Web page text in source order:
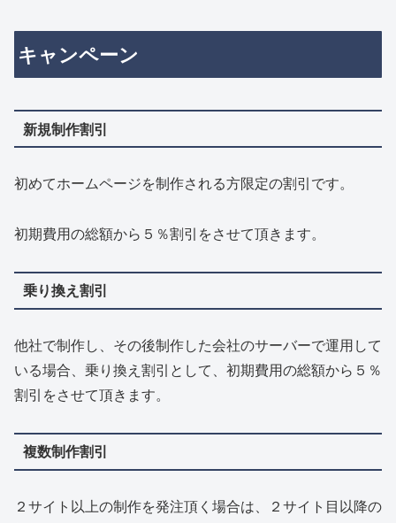
キャンペーン
新規制作割引
初めてホームページを制作される方限定の割引です。
初期費用の総額から５％割引をさせて頂きます。
乗り換え割引
他社で制作し、その後制作した会社のサーバーで運用して
いる場合、乗り換え割引として、初期費用の総額から５％
割引をさせて頂きます。
複数制作割引
２サイト以上の制作を発注頂く場合は、２サイト目以降の